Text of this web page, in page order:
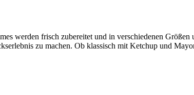
werden frisch zubereitet und in verschiedenen
zu machen. Ob klassisch mit Ketchup und